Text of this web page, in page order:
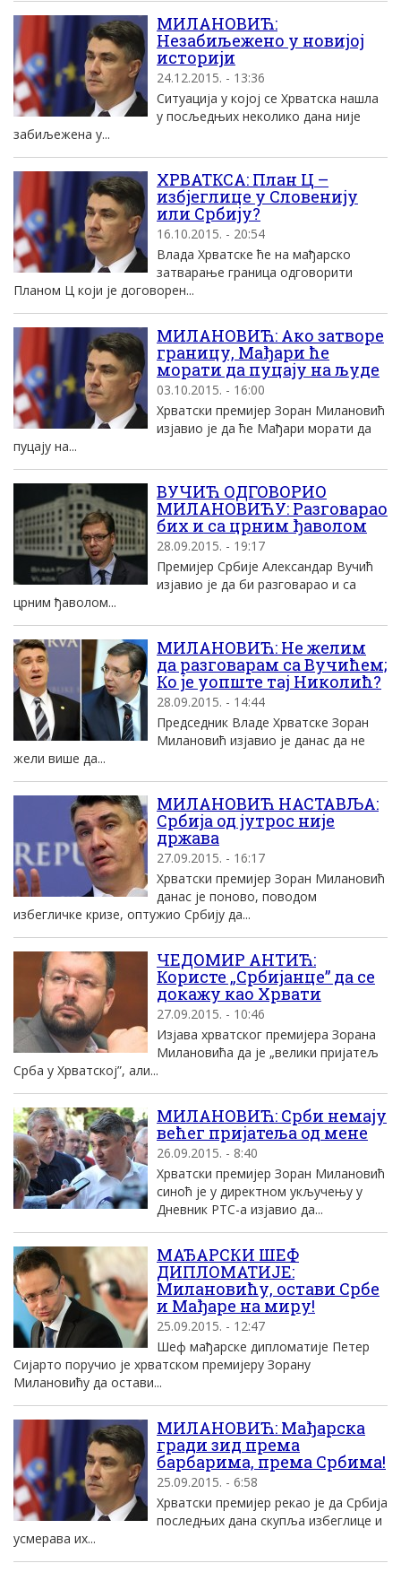
МИЛАНОВИЋ:
Незабиљежено у новијој
историји
24.12.2015. - 13:36
Ситуација у којој се Хрватска нашла
у посљедњих неколико дана није
забиљежена у...
ХРВАТКСА: План Ц –
избјеглице у Словенију
или Србију?
16.10.2015. - 20:54
Влада Хрватске ће на мађарско
затварање граница одговорити
Планом Ц који је договорен...
МИЛАНОВИЋ: Ако затворе
границу, Мађари ће
морати да пуцају на људе
03.10.2015. - 16:00
Хрватски премијер Зоран Милановић
изјавио је да ће Мађари морати да
пуцају на...
ВУЧИЋ ОДГОВОРИО
МИЛАНОВИЋУ: Разговарао
бих и са црним ђаволом
28.09.2015. - 19:17
Премијер Србије Александар Вучић
изјавио је да би разговарао и са
црним ђаволом...
МИЛАНОВИЋ: Не желим
да разговарам са Вучићем;
Ко је уопште тај Николић?
28.09.2015. - 14:44
Председник Владе Хрватске Зоран
Милановић изјавио је данас да не
жели више да...
МИЛАНОВИЋ НАСТАВЉА:
Србија од јутрос није
држава
27.09.2015. - 16:17
Хрватски премијер Зоран Милановић
данас је поново, поводом
избегличке кризе, оптужио Србију да...
ЧЕДОМИР АНТИЋ:
Користе „Србијанце” да се
докажу као Хрвати
27.09.2015. - 10:46
Изјава хрватског премијера Зорана
Милановића да је „велики пријатељ
Срба у Хрватској”, али...
МИЛАНОВИЋ: Срби немају
већег пријатеља од мене
26.09.2015. - 8:40
Хрватски премијер Зоран Милановић
синоћ је у директном укључењу у
Дневник РТС-а изјавио да...
МАЂАРСКИ ШЕФ
ДИПЛОМАТИЈЕ:
Милановићу, остави Србе
и Мађаре на миру!
25.09.2015. - 12:47
Шеф мађарске дипломатије Петер
Сијарто поручио је хрватском премијеру Зорану
Милановићу да остави...
МИЛАНОВИЋ: Мађарска
гради зид према
барбарима, према Србима!
25.09.2015. - 6:58
Хрватски премијер рекао је да Србија
последњих дана скупља избеглице и
усмерава их...